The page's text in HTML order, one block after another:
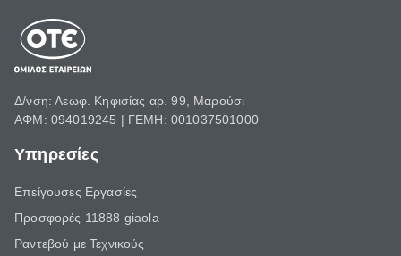
Δ/νση: Λεωφ. Κηφισίας αρ. 99, Μαρούσι
ΑΦΜ: 094019245 | ΓΕΜΗ: 001037501000
Υπηρεσίες
Επείγουσες Εργασίες
Προσφορές 11888 giaola
Ραντεβού με Τεχνικούς